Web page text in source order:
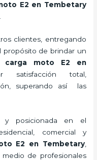
E2 en Tembetary
clientes, entregando
propósito de brindar un
moto E2 en
satisfacción total,
superando así las
y posicionada en el
comercial y
E2 en Tembetary,
de profesionales